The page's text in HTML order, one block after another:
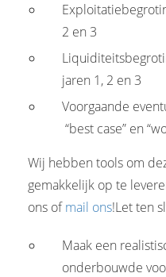
2 en 3
jaren 1, 2 en 3
Voorgaande
“best case” en
Wij hebben tools om
gemakkelijk op te
ons ofmail ons!Let ten
Maak een
onderbouwde